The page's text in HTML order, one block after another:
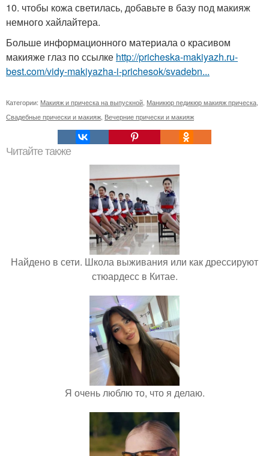
10. чтобы кожа светилась, добавьте в базу под макияж
немного хайлайтера.
Больше информационного материала о красивом
макияже глаз по ссылке http://pricheska-makiyazh.ru-
best.com/vidy-makiyazha-i-prichesok/svadebn...
Категории: Макияж и прическа на выпускной Маникюр педикюр макияж прическа
Свадебные прически и макияж Вечерние прически и макияж
Читайте также
Найдено в сети. Школа выживания или как дрессируют
стюардесс в Китае.
Я очень люблю то, что я делаю.